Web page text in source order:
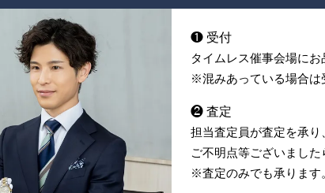
❶ 受付
タイムレス催事会場に
※混みあっている場合は
❷ 査定
担当査定員が査定を承り
ご不明点等ございました
※査定のみでも承ります